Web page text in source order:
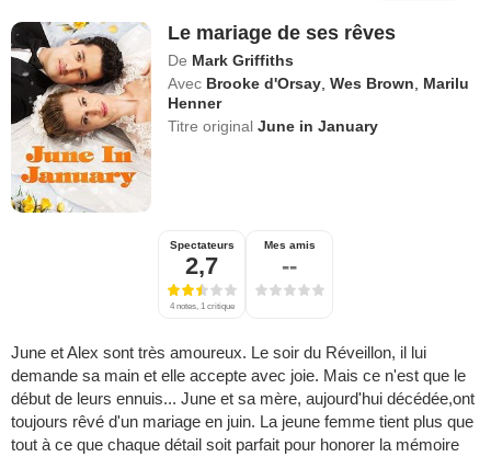
Le mariage de ses rêves
De Mark Griffiths
Avec Brooke d'Orsay ,Wes Brown
Marilu
Henner
Titre originalJune in January
Spectateurs
2,7
4 notes, 1 critique
Mes amis
--
June et Alex sont très amoureux. Le soir du Réveillon, il lui
demande sa main et elle accepte avec joie. Mais ce n'est que le
début de leurs ennuis... June et sa mère, aujourd'hui décédée,ont
toujours rêvé d'un mariage en juin. La jeune femme tient plus que
tout à ce que chaque détail soit parfait pour honorer la mémoire